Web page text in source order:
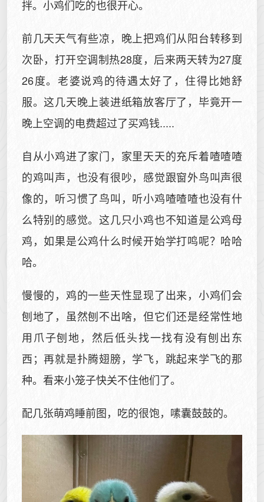
拌。小鸡们吃的也很开心。
前几天天气有些凉，晚上把鸡们从阳台转移到
次卧，打开空调制热28度，后来两天转为27度
26度。老婆说鸡的待遇太好了，住得比她舒
服。这几天晚上装进纸箱放客厅了，毕竟开一
晚上空调的电费超过了买鸡钱.....
自从小鸡进了家门，家里天天的充斥着喳喳喳
的鸡叫声，也没有很吵，感觉跟窗外鸟叫声很
像的，听习惯了鸟叫，听小鸡喳喳喳也没有什
么特别的感觉。这几只小鸡也不知道是公鸡母
鸡，如果是公鸡什么时候开始学打鸣呢？哈哈
哈。
慢慢的，鸡的一些天性显现了出来，小鸡们会
刨地了，虽然刨不出啥，但它们还是经常性地
用爪子刨地，然后低头找一找有没有刨出东
西；再就是扑腾翅膀，学飞，跳起来学飞的那
种。看来小笼子快关不住他们了。
配几张萌鸡睡前图，吃的很饱，嗉囊鼓鼓的。